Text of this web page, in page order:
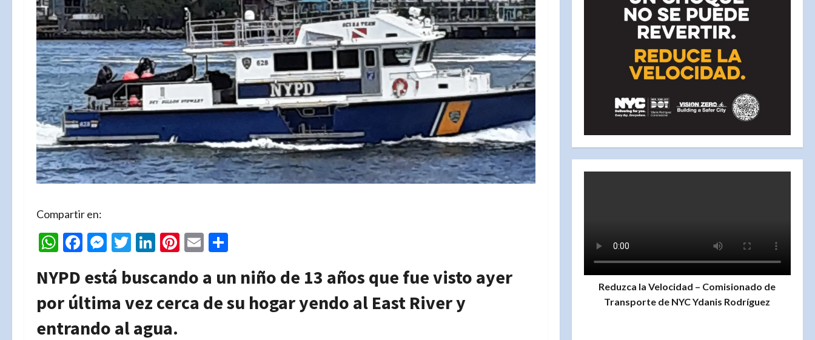
Compartir en:
WhatsApp
Facebook
Messenger
Twitter
LinkedIn
Pinterest
Email
NYPD está buscando a un niño de 13 años que fue visto ayer
por última vez cerca de su hogar yendo al East River y
entrando al agua.
Reduzca la Velocidad – Comisionado de
Transporte de NYC Ydanis Rodríguez